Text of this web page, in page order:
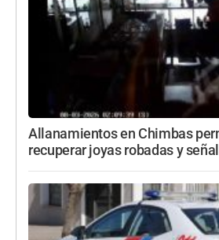
Allanamientos en Chimbas
recuperar joyas robadas y